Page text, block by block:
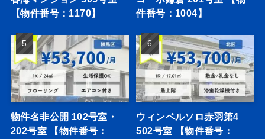
【物件番号：1170】
件番号：1004】
物件名非公開 102号室・
202号室 【物件番号：
ウィンベルソロ赤羽第4
502号室 【物件番号：